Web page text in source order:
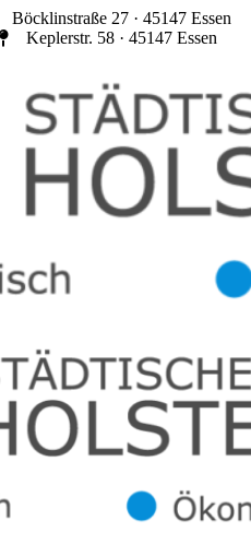
Böcklinstraße 27 · 45147 Essen
Keplerstr. 58 · 45147 Essen